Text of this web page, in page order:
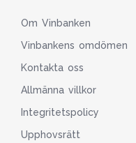
Om Vinbanken
Vinbankens omdömen
Kontakta oss
Allmänna villkor
Integritetspolicy
Upphovsrätt